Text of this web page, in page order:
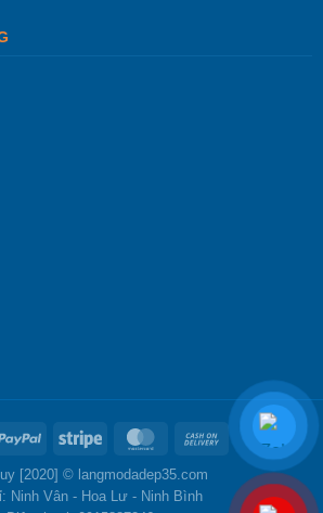
[2020] © langmodadep35.com
Ninh Vân - Hoa Lư - Ninh Bình